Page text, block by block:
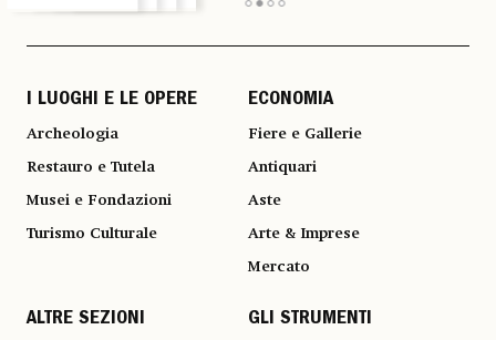
I LUOGHI E LE OPERE
Archeologia
Restauro e Tutela
Musei e Fondazioni
Turismo Culturale
ECONOMIA
Fiere e Gallerie
Antiquari
Aste
Arte & Imprese
Mercato
ALTRE SEZIONI GLI STRUMENTI